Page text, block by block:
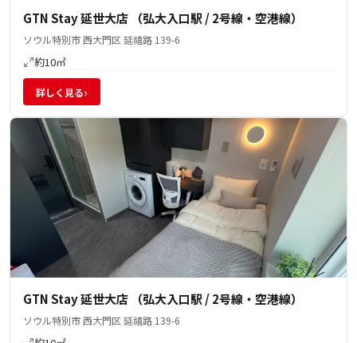
GTN Stay 延世大店 （弘大入口駅 / 2号線・空港線）
ソウル特別市 西大門区 延禧路 139-6
約10㎡
詳しく見る›
GTN Stay 延世大店 （弘大入口駅 / 2号線・空港線）
ソウル特別市 西大門区 延禧路 139-6